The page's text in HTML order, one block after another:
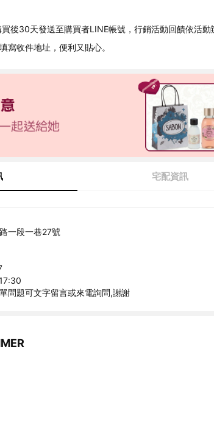
買後30天發送至購買者LINE帳號，行銷活動回饋依活動
寫收件地址，便利又貼心。
宅配資訊
一段一巷27號
問題可文字留言或來電詢問,謝謝